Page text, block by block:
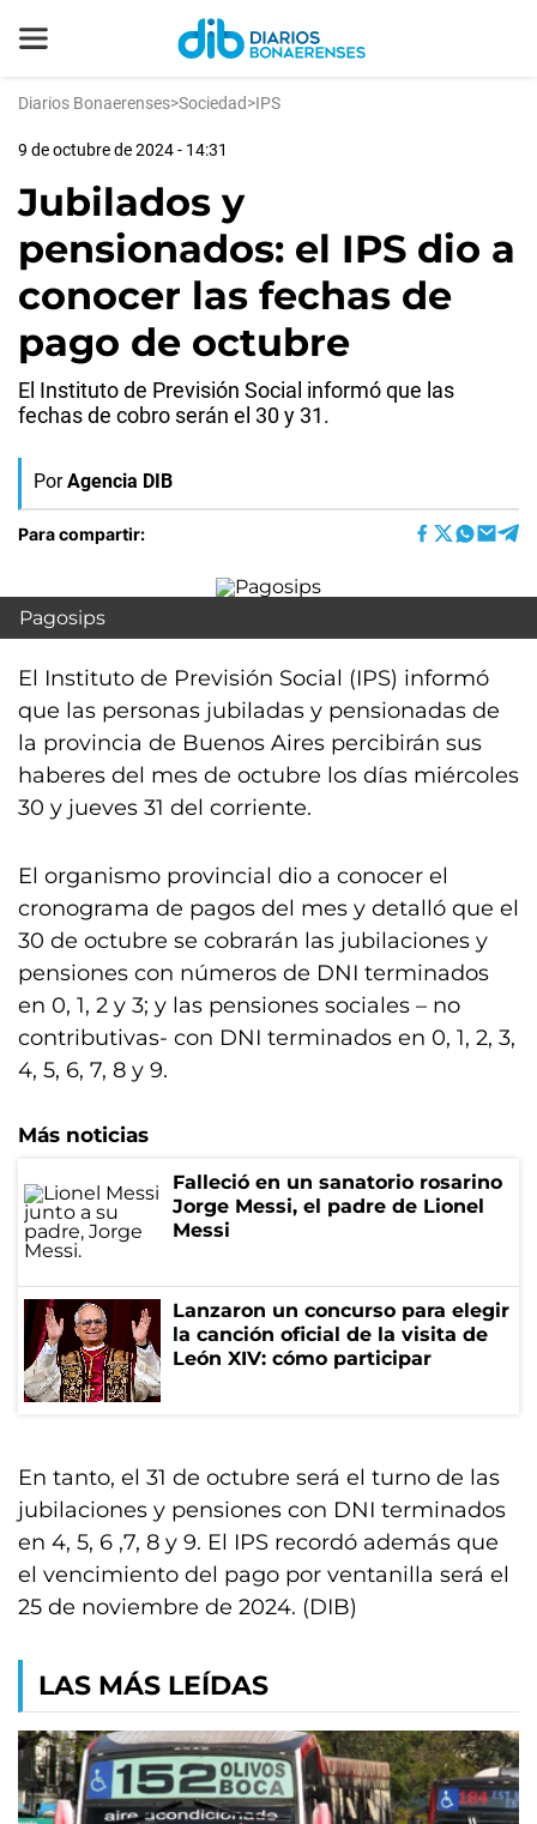
Diarios Bonaerenses>Sociedad>IPS
9 de octubre de 2024 - 14:31
Jubilados y
pensionados: el IPS dio a
conocer las fechas de
pago de octubre
El Instituto de Previsión Social informó que las
fechas de cobro serán el 30 y 31.
Por Agencia DIB
Para compartir:
Pagosips
El Instituto de Previsión Social (IPS) informó
que las personas jubiladas y pensionadas de
la provincia de Buenos Aires percibirán sus
haberes del mes de octubre los días miércoles
30 y jueves 31 del corriente.
El organismo provincial dio a conocer el
cronograma de pagos del mes y detalló que el
30 de octubre se cobrarán las jubilaciones y
pensiones con números de DNI terminados
en 0, 1, 2 y 3; y las pensiones sociales – no
contributivas- con DNI terminados en 0, 1, 2, 3,
4, 5, 6, 7, 8 y 9.
Más noticias
Falleció en un sanatorio rosarino
Jorge Messi, el padre de Lionel
Messi
Lanzaron un concurso para elegir
la canción oficial de la visita de
León XIV: cómo participar
En tanto, el 31 de octubre será el turno de las
jubilaciones y pensiones con DNI terminados
en 4, 5, 6 ,7, 8 y 9. El IPS recordó además que
el vencimiento del pago por ventanilla será el
25 de noviembre de 2024. (DIB)
LAS MÁS LEÍDAS